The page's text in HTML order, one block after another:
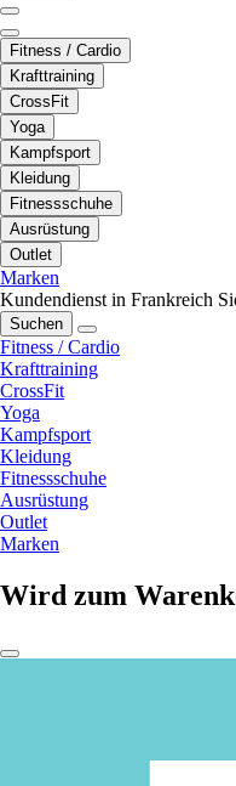
Fitness / Cardio
Krafttraining
CrossFit
Yoga
Kampfsport
Kleidung
Fitnessschuhe
Ausrüstung
Outlet
Marken
Kundendienst in Frankreich
Suchen
Fitness / Cardio
Krafttraining
CrossFit
Yoga
Kampfsport
Kleidung
Fitnessschuhe
Ausrüstung
Outlet
Marken
Wird zum